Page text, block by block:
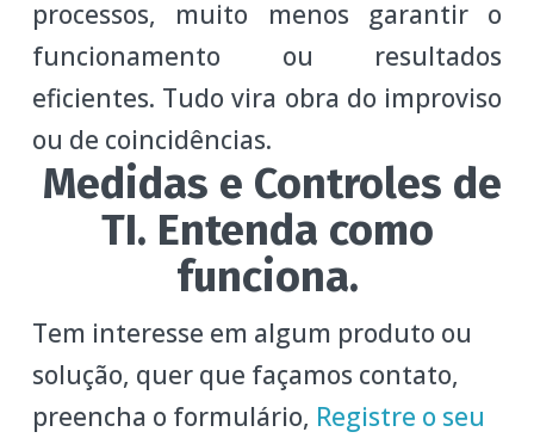
processos, muito menos garantir o
funcionamento ou resultados
eficientes. Tudo vira obra do improviso
ou de coincidências.
Medidas e Controles de
TI. Entenda como
funciona.
Tem interesse em algum produto ou
solução, quer que façamos contato,
preencha o formulário, Registre o seu